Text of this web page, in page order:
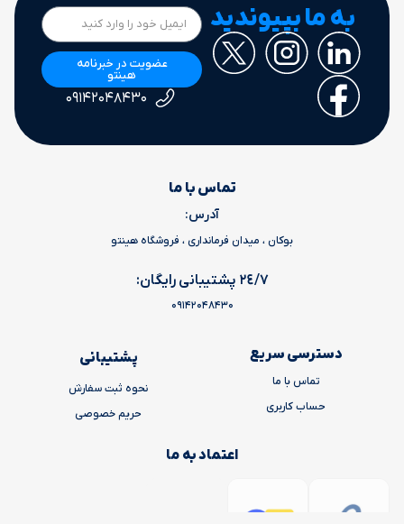
به ما بپیوندید
عضویت در خبرنامه
هینتو
۰۹۱۴۲۰۴۸۴۳۰
تماس با ما
آدرس:
بوکان ، میدان فرمانداری ، فروشگاه هینتو
٢٤/٧ پشتیبانی رایگان:
09142048430
دسترسی سریع
تماس با ما
حساب کاربری
پشتیبانی
نحوه ثبت سفارش
حریم خصوصی
اعتماد به ما